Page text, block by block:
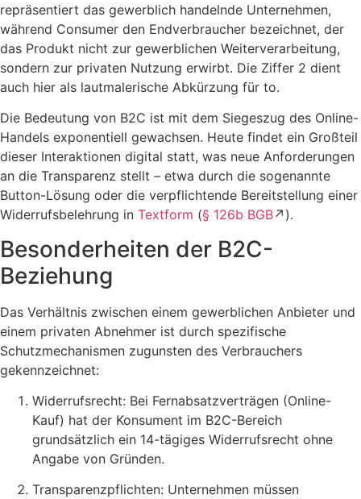
repräsentiert das gewerblich handelnde Unternehmen,
während Consumer den Endverbraucher bezeichnet, der
das Produkt nicht zur gewerblichen Weiterverarbeitung,
sondern zur privaten Nutzung erwirbt. Die Ziffer 2 dient
auch hier als lautmalerische Abkürzung für to.
Die Bedeutung von B2C ist mit dem Siegeszug des Online-
Handels exponentiell gewachsen. Heute findet ein Großteil
dieser Interaktionen digital statt, was neue Anforderungen
an die Transparenz stellt – etwa durch die sogenannte
Button-Lösung oder die verpflichtende Bereitstellung einer
Widerrufsbelehrung in Textform (§ 126b BGB↗).
Besonderheiten der B2C-
Beziehung
Das Verhältnis zwischen einem gewerblichen Anbieter und
einem privaten Abnehmer ist durch spezifische
Schutzmechanismen zugunsten des Verbrauchers
gekennzeichnet:
Widerrufsrecht: Bei Fernabsatzverträgen (Online-
Kauf) hat der Konsument im B2C-Bereich
grundsätzlich ein 14-tägiges Widerrufsrecht ohne
Angabe von Gründen.
Transparenzpflichten: Unternehmen müssen